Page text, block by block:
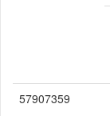
57907359